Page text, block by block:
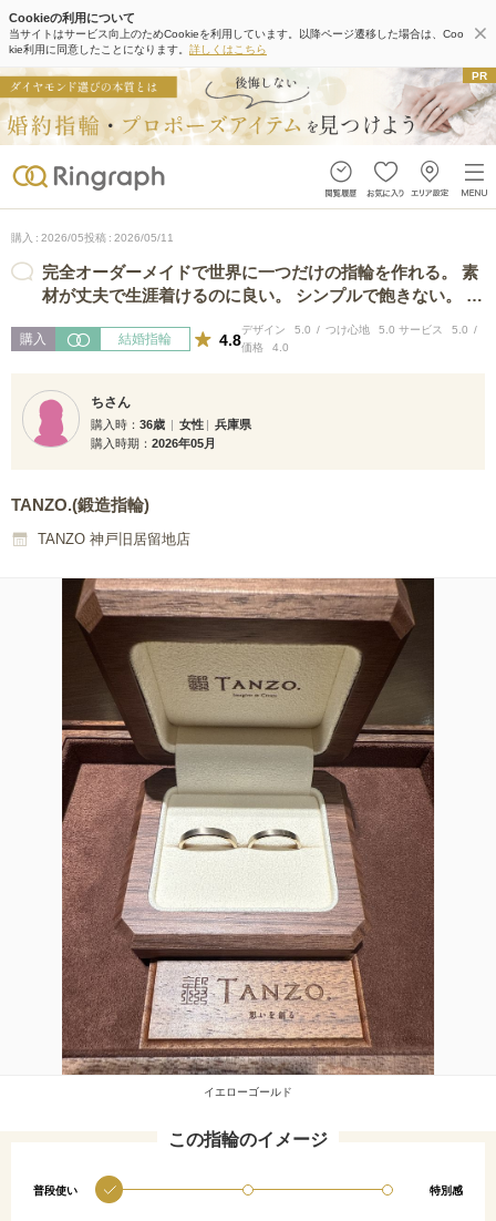
Cookieの利用について
当サイトはサービス向上のためCookieを利用しています。以降ページ遷移した場合は、Coo
kie利用に同意したことになります。 詳しくはこちら
購入 2026/05投稿 2026/05/11
完全オーダーメイドで世界に一つだけの指輪を作れる。 素
材が丈夫で生涯着けるのに良い。 シンプルで飽きない。 誰
購入 結婚指輪 4.8
デザイン 5.0 つけ心地 5.0 サービス
5.0
価格
4.0
ちさん
購入時 36歳 女性
兵庫県
購入時期
2026年05月
TANZO.(鍛造指輪)
TANZO 神戸旧居留地店
イエローゴールド
この指輪のイメージ
普段使い 特別感